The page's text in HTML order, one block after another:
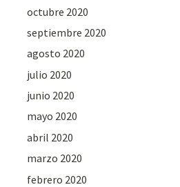
octubre 2020
septiembre 2020
agosto 2020
julio 2020
junio 2020
mayo 2020
abril 2020
marzo 2020
febrero 2020